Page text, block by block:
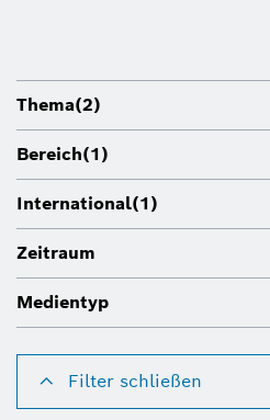
Thema(2)
Bereich(1)
International(1)
Zeitraum
Medientyp
Filter schließen